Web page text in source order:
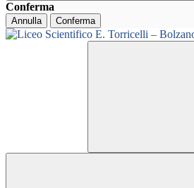
Conferma
Annulla Conferma